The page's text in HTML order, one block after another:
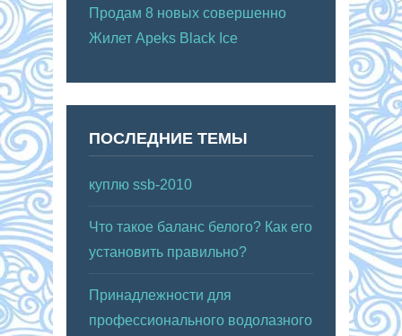
Продам 8 новых совершенно
Жилет Apeks Black Ice
ПОСЛЕДНИЕ ТЕМЫ
куплю ssb-2010
Что такое баланс белого? Как его
установить правильно?
Принадлежности для
профессионального водолазного